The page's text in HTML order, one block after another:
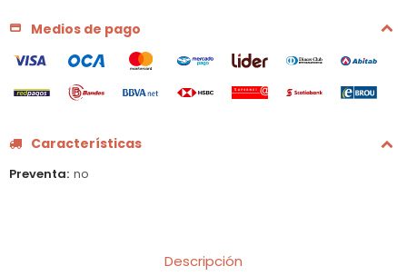
Medios de pago
Características
Preventa no
Descripción